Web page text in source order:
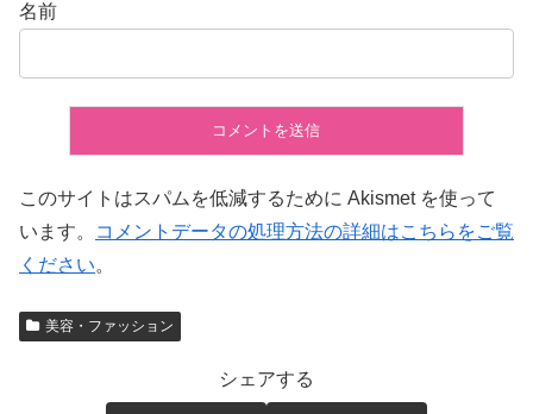
名前
このサイトはスパムを低減するために Akismet を使って
います。
コメントデータの処理方法の詳細はこちらをご覧
ください。
美容・ファッション
シェアする